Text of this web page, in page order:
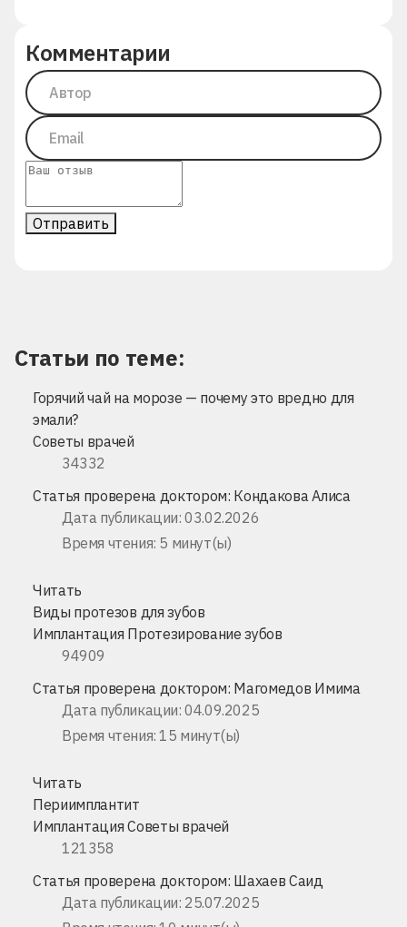
Комментарии
Отправить
Статьи по теме:
Горячий чай на морозе — почему это вредно для
эмали?
Советы врачей
34332
Статья проверена доктором: Кондакова Алиса
Дата публикации: 03.02.2026
Время чтения: 5 минут(ы)
Читать
Виды протезов для зубов
Имплантация Протезирование зубов
94909
Статья проверена доктором: Магомедов Имима
Дата публикации: 04.09.2025
Время чтения: 15 минут(ы)
Читать
Периимплантит
Имплантация Советы врачей
121358
Статья проверена доктором: Шахаев Саид
Дата публикации: 25.07.2025